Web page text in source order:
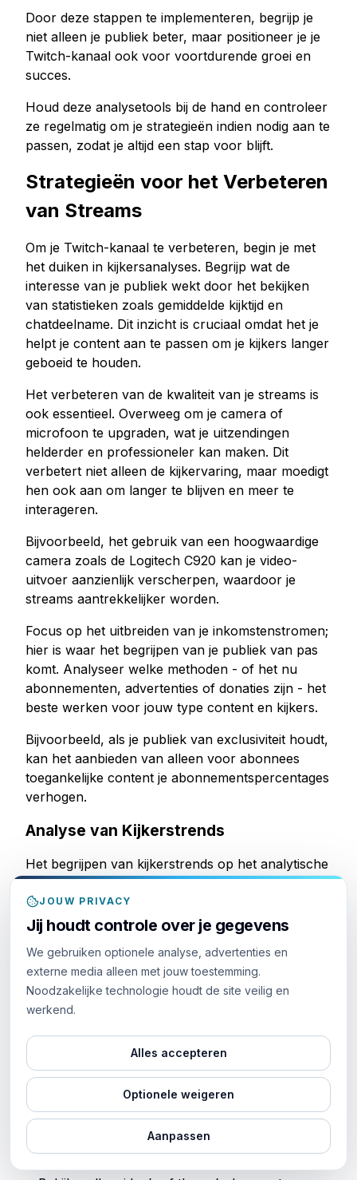
Door deze stappen te implementeren, begrijp je
niet alleen je publiek beter, maar positioneer je je
Twitch-kanaal ook voor voortdurende groei en
succes.
Houd deze analysetools bij de hand en controleer
ze regelmatig om je strategieën indien nodig aan te
passen, zodat je altijd een stap voor blijft.
Strategieën voor het Verbeteren
van Streams
Om je Twitch-kanaal te verbeteren, begin je met
het duiken in kijkersanalyses. Begrijp wat de
interesse van je publiek wekt door het bekijken
van statistieken zoals gemiddelde kijktijd en
chatdeelname. Dit inzicht is cruciaal omdat het je
helpt je content aan te passen om je kijkers langer
geboeid te houden.
Het verbeteren van de kwaliteit van je streams is
ook essentieel. Overweeg om je camera of
microfoon te upgraden, wat je uitzendingen
helderder en professioneler kan maken. Dit
verbetert niet alleen de kijkervaring, maar moedigt
hen ook aan om langer te blijven en meer te
interageren.
Bijvoorbeeld, het gebruik van een hoogwaardige
camera zoals de Logitech C920 kan je video-
uitvoer aanzienlijk verscherpen, waardoor je
streams aantrekkelijker worden.
Focus op het uitbreiden van je inkomstenstromen;
hier is waar het begrijpen van je publiek van pas
komt. Analyseer welke methoden - of het nu
abonnementen, advertenties of donaties zijn - het
beste werken voor jouw type content en kijkers.
Bijvoorbeeld, als je publiek van exclusiviteit houdt,
kan het aanbieden van alleen voor abonnees
toegankelijke content je abonnementspercentages
verhogen.
Analyse van Kijkerstrends
Het begrijpen van kijkerstrends op het analytische
dashboard van Twitch is cruciaal voor het
verbeteren van je streamingstrategie. Door de
gegevens te analyseren, krijg je waardevolle
kijkers aan te trekken en hen terug te laten
komen. Hier is hoe je het meeste uit kijkeranalyses
kunt halen:
Ontdek hoe kijkers je streams vinden via
analytics. Deze kennis stelt je in staat je
marketingstrategieën effectiever aan te passen,
gericht op het juiste publiek om de impact van je
Pas Content Aan Op Wat Het Publiek Leuk
JOUW PRIVACY
Jij houdt controle over je gegevens
We gebruiken optionele analyse, advertenties en
externe media alleen met jouw toestemming.
Noodzakelijke technologie houdt de site veilig en
werkend.
Alles accepteren
Optionele weigeren
Aanpassen